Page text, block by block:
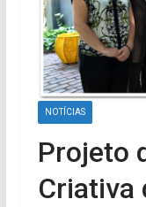
NOTÍCIAS
Projeto
Criativa